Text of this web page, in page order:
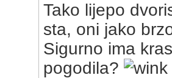
Tako lijepo
sta, oni jako
Sigurno ima
pogodila?